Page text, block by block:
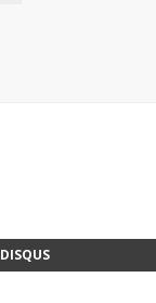
DISQUS